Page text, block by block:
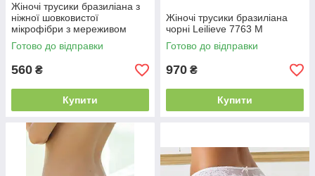
Жіночі трусики бразиліана з
ніжної шовковистої
мікрофібри з мереживом
SieLei 1977
Готово до відправки
560 ₴
Купити
Жіночі трусики бразиліана
чорні Leilieve 7763 M
Готово до відправки
970 ₴
Купити